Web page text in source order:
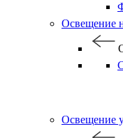
Освещение
Освещение